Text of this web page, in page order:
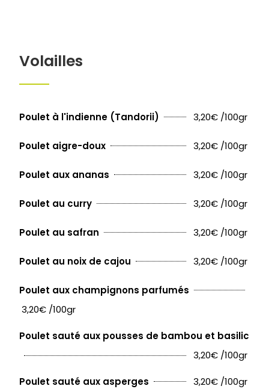
Volailles
Poulet à l'indienne (Tandorii) 3,20€ /100gr
Poulet aigre-doux 3,20€ /100gr
Poulet aux ananas 3,20€ /100gr
Poulet au curry 3,20€ /100gr
Poulet au safran 3,20€ /100gr
Poulet au noix de cajou 3,20€ /100gr
Poulet aux champignons parfumés
3,20€ /100gr
Poulet sauté aux pousses de bambou et basilic
3,20€ /100gr
Poulet sauté aux asperges 3,20€ /100gr